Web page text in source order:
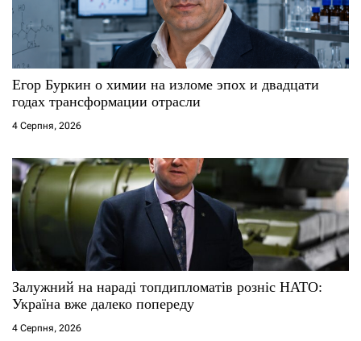
Егор Буркин о химии на изломе эпох и двадцати
годах трансформации отрасли
4 Серпня, 2026
Залужний на нараді топдипломатів розніс НАТО:
Україна вже далеко попереду
4 Серпня, 2026